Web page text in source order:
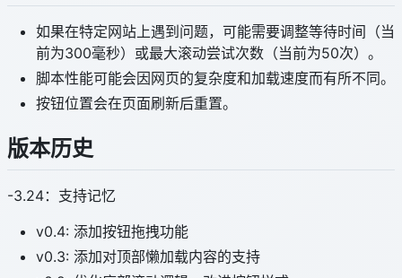
如果在特定网站上遇到问题，可能需要调整等待时间（当
前为300毫秒）或最大滚动尝试次数（当前为50次）。
脚本性能可能会因网页的复杂度和加载速度而有所不同。
按钮位置会在页面刷新后重置。
版本历史
-3.24：支持记忆
v0.4: 添加按钮拖拽功能
v0.3: 添加对顶部懒加载内容的支持